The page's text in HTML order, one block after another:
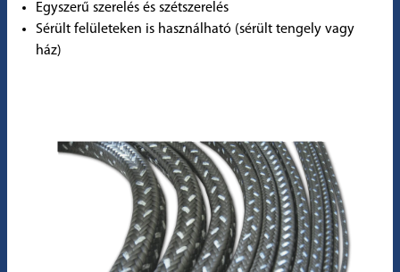
Egyszerű szerelés és szétszerelés
Sérült felületeken is használható (sérült tengely vagy
ház)